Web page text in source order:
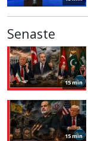
Senaste
15 min
15 min